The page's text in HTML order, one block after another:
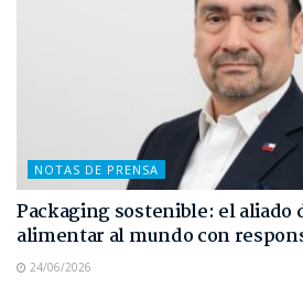
NOTAS DE PRENSA
Packaging sostenible: el aliado
alimentar al mundo con
24/06/2026